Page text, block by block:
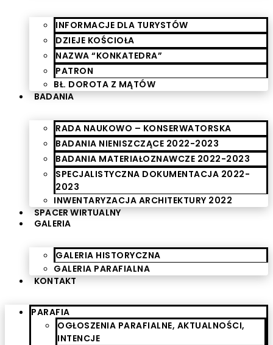
INFORMACJE DLA TURYSTÓW
DZIEJE KOŚCIOŁA
NAZWA “KONKATEDRA”
PATRON
BŁ. DOROTA Z MĄTÓW
BADANIA
RADA NAUKOWO – KONSERWATORSKA
BADANIA NIENISZCZĄCE 2022-2023
BADANIA MATERIAŁOZNAWCZE 2022-2023
SPECJALISTYCZNA DOKUMENTACJA 2022-
2023
INWENTARYZACJA ARCHITEKTURY 2022
SPACER WIRTUALNY
GALERIA
GALERIA HISTORYCZNA
GALERIA PARAFIALNA
KONTAKT
PARAFIA
OGŁOSZENIA PARAFIALNE, AKTUALNOŚCI,
INTENCJE